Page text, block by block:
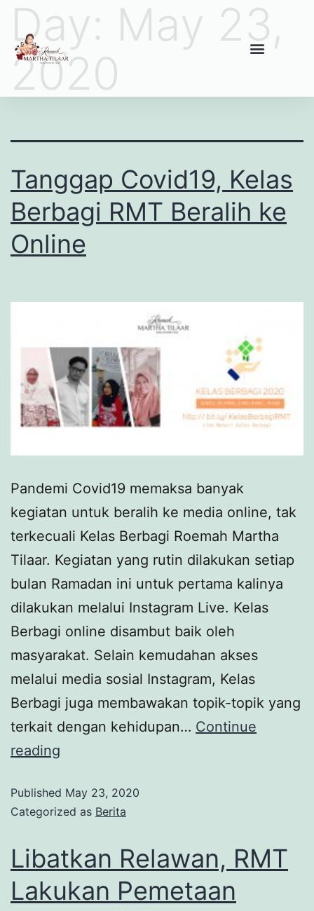
Day: May 23,
2020
Tanggap Covid19, Kelas
Berbagi RMT Beralih ke
Online
Pandemi Covid19 memaksa banyak
kegiatan untuk beralih ke media online, tak
terkecuali Kelas Berbagi Roemah Martha
Tilaar. Kegiatan yang rutin dilakukan setiap
bulan Ramadan ini untuk pertama kalinya
dilakukan melalui Instagram Live. Kelas
Berbagi online disambut baik oleh
masyarakat. Selain kemudahan akses
melalui media sosial Instagram, Kelas
Berbagi juga membawakan topik-topik yang
terkait dengan kehidupan… Continue
reading
Published May 23, 2020
Categorized as Berita
Libatkan Relawan, RMT
Lakukan Pemetaan